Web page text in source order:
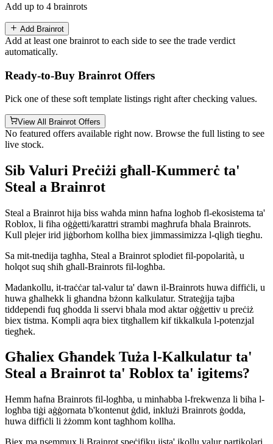
Add up to 4 brainrots
Add Brainrot
Add at least one brainrot to each side to see the trade verdict
automatically.
Ready-to-Buy Brainrot Offers
Pick one of these soft template listings right after checking values.
View All Brainrot Offers
No featured offers available right now. Browse the full listing to see
live stock.
Sib Valuri Preċiżi għall-Kummerċ ta'
Steal a Brainrot
Steal a Brainrot hija biss waħda minn ħafna logħob fl-ekosistema ta'
Roblox, li fiha oġġetti/karattri strambi magħrufa bħala Brainrots.
Kull plejer irid jiġborhom kollha biex jimmassimizza l-qligħ tiegħu.
Sa mit-tnedija tagħha, Steal a Brainrot splodiet fil-popolarità, u
ħolqot suq sħiħ għall-Brainrots fil-logħba.
Madankollu, it-traċċar tal-valur ta' dawn il-Brainrots huwa diffiċli, u
huwa għalhekk li għandna bżonn kalkulatur. Strateġija tajba
tiddependi fuq għodda li sservi bħala mod aktar oġġettiv u preċiż
biex tistma. Kompli aqra biex titgħallem kif tikkalkula l-potenzjal
tiegħek.
Għaliex Għandek Tuża l-Kalkulatur ta'
Steal a Brainrot ta' Roblox ta' igitems?
Hemm ħafna Brainrots fil-logħba, u minħabba l-frekwenza li biha l-
logħba tiġi aġġornata b'kontenut ġdid, inklużi Brainrots ġodda,
huwa diffiċli li żżomm kont tagħhom kollha.